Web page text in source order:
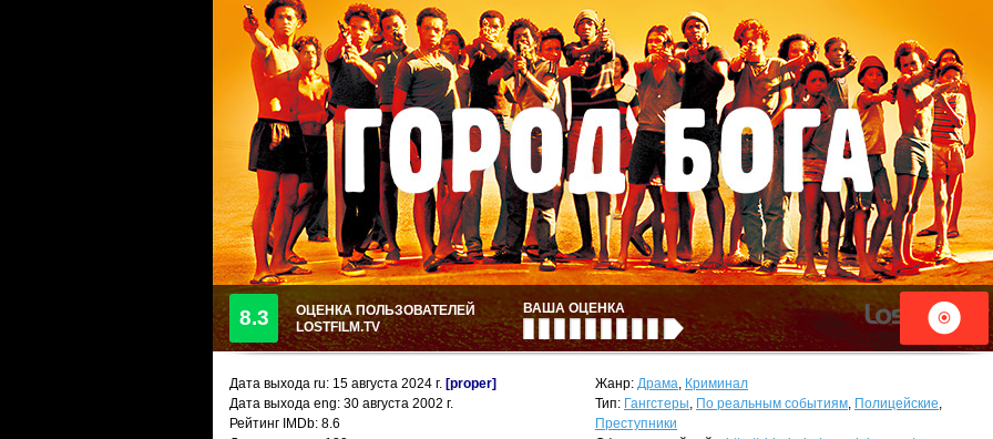
8.3
ОЦЕНКА ПОЛЬЗОВАТЕЛЕЙ
LOSTFILM.TV
ВАША ОЦЕНКА
Дата выхода ru: 15 августа 2024 г. [proper]
Дата выхода eng: 30 августа 2002 г.
Рейтинг IMDb: 8.6
Жанр: Драма, Криминал
Тип: Гангстеры, По реальным событиям, Полицейские,
Преступники